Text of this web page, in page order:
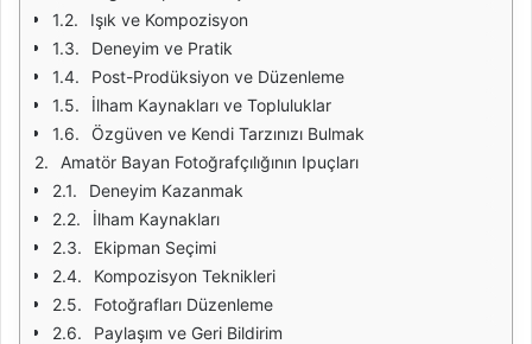
Işık ve Kompozisyon
Deneyim ve Pratik
Post-Prodüksiyon ve Düzenleme
İlham Kaynakları ve Topluluklar
Özgüven ve Kendi Tarzınızı Bulmak
Amatör Bayan Fotoğrafçılığının Ipuçları
Deneyim Kazanmak
İlham Kaynakları
Ekipman Seçimi
Kompozisyon Teknikleri
Fotoğrafları Düzenleme
Paylaşım ve Geri Bildirim